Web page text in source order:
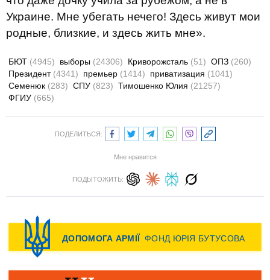
Украине. Мне убегать нечего! Здесь живут мои
родные, близкие, и здесь жить мне».
БЮТ (4945) выборы (24306) Криворожсталь (51) ОПЗ (260)
Президент (4341) премьер (1414) приватизация (1041)
Семенюк (283) СПУ (823) Тимошенко Юлия (21257)
ФГИУ (665)
ПОДЕЛИТЬСЯ:
Мне нравится
ПОДЫТОЖИТЬ: